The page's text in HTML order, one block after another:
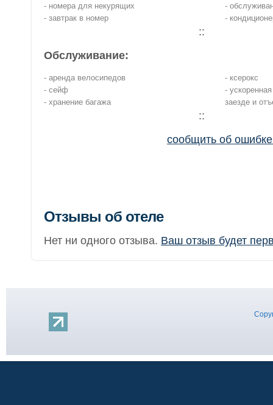
- номера для некурящих
- завтрак в номер
-
-
::
Обслуживание:
- аренда велосипедов
- сейф
- хранение багажа
- ксерокс
-
заезде и
::
сообщить об
Отзывы об отеле
Нет ни одного отзыва. Ваш отзыв будет